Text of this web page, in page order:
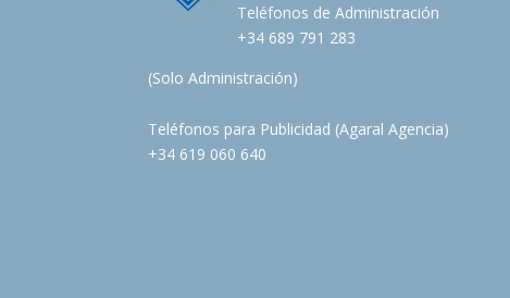
Teléfonos de Administración
+34 689 791 283
(Solo Administración)
Teléfonos para Publicidad (Agaral Agencia)
+34 619 060 640